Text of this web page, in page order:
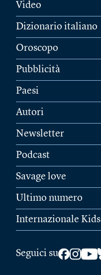
Video
Dizionario italiano
Oroscopo
Pubblicità
Paesi
Autori
Newsletter
Podcast
Savage love
Ultimo numero
Internazionale Kids
Seguici su